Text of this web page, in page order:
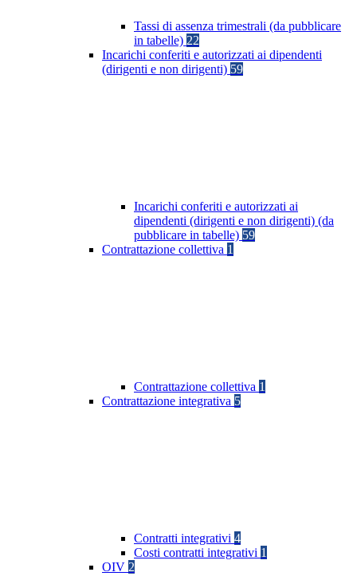
Tassi di assenza trimestrali (da pubblicare
in tabelle) 22
Incarichi conferiti e autorizzati ai dipendenti
(dirigenti e non dirigenti) 59
Incarichi conferiti e autorizzati ai
dipendenti (dirigenti e non dirigenti) (da
pubblicare in tabelle) 59
Contrattazione collettiva 1
Contrattazione collettiva 1
Contrattazione integrativa 5
Contratti integrativi 4
Costi contratti integrativi 1
OIV 2